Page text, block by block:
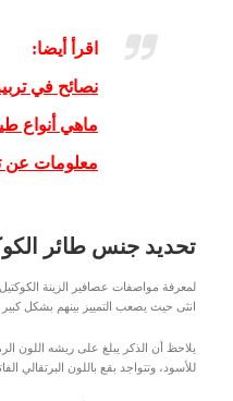
اقرأ أيضا:
نصائح في
ماهي أنواع
معلومات عن
تحديد جنس طائر
لمعرفة مواصفات عصافير الزينة
انثى حيث يصعب التمييز بينهم بشكل
يلاحظ أن الذكر يبلغ على ريشه اللون
للأسود، وتتواجد بقع باللون البرتقالي